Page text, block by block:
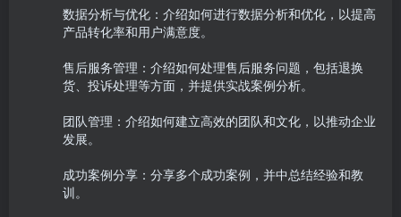
数据分析与优化：介绍如何进行数据分析和优化，以提高
产品转化率和用户满意度。
售后服务管理：介绍如何处理售后服务问题，包括退换
货、投诉处理等方面，并提供实战案例分析。
团队管理：介绍如何建立高效的团队和文化，以推动企业
发展。
成功案例分享：分享多个成功案例，并中总结经验和教
训。